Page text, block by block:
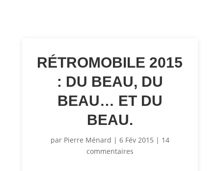
RÉTROMOBILE 2015
: DU BEAU, DU
BEAU… ET DU
BEAU.
par Pierre Ménard | 6 Fév 2015 | 14
commentaires